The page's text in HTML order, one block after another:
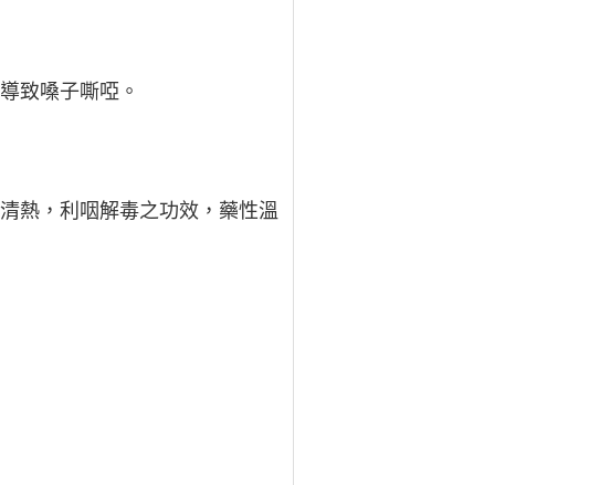
致嗓子嘶啞。
熱，利咽解毒之功效，藥性溫